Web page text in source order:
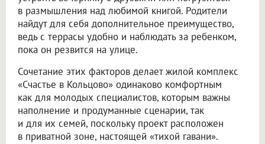
в размышления над любимой книгой. Родители
найдут для себя дополнительное преимущество,
ведь с террасы удобно и наблюдать за ребенком,
пока он резвится на улице.
Сочетание этих факторов делает жилой комплекс
«Счастье в Кольцово» одинаково комфортным
как для молодых специалистов, которым важны
наполнение и продуманные сценарии, так
и для их семей, поскольку проект расположен
в приватной зоне, настоящей «тихой гавани».